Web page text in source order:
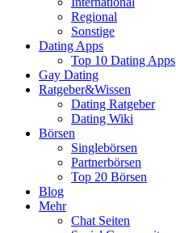
Regional
Sonstige
Dating Apps
Top 10 Dating Apps
Gay Dating
Ratgeber&Wissen
Dating Ratgeber
Dating Wiki
Börsen
Singlebörsen
Partnerbörsen
Top 20 Börsen
Blog
Mehr
Chat Seiten